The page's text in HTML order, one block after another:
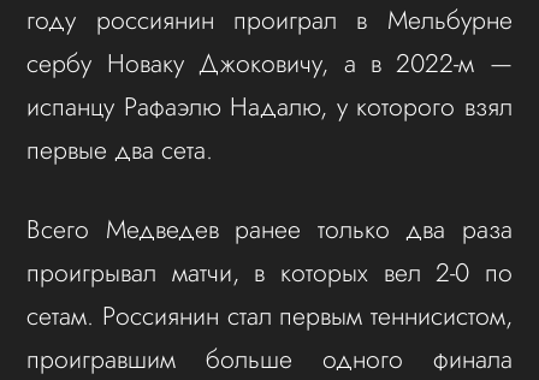
году россиянин проиграл в Мельбурне
сербу Новаку Джоковичу, а в 2022-м —
испанцу Рафаэлю Надалю, у которого взял
первые два сета.
Всего Медведев ранее только два раза
проигрывал матчи, в которых вел 2-0 по
сетам. Россиянин стал первым теннисистом,
проигравшим больше одного финала